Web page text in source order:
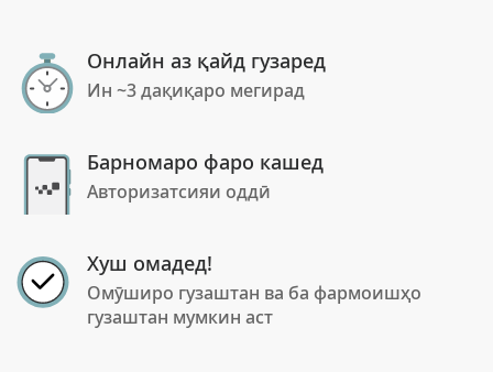
Онлайн аз қайд гузаред
Ин ~3 дақиқаро мегирад
Барномаро фаро кашед
Авторизатсияи оддӣ
Хуш омадед!
Омӯширо гузаштан ва ба фармоишҳо
гузаштан мумкин аст